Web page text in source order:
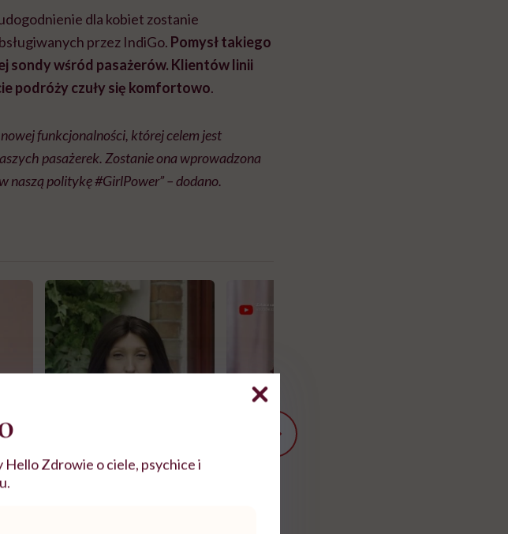
dla kobiet zostanie
przez IndiGo. Pomysł takiego
sondy wśród pasażerów. Klientów linii
podróży czuły się komfortowo.
funkcjonalności, której celem jest
pasażerek. Zostanie ona wprowadzona
naszą politykę #GirlPower” – dodano.
Zdrowie o ciele, psychice i